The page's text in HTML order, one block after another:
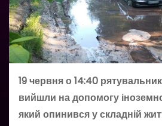
19 червня о 14:40
вийшли на допомогу
який опинився у складній